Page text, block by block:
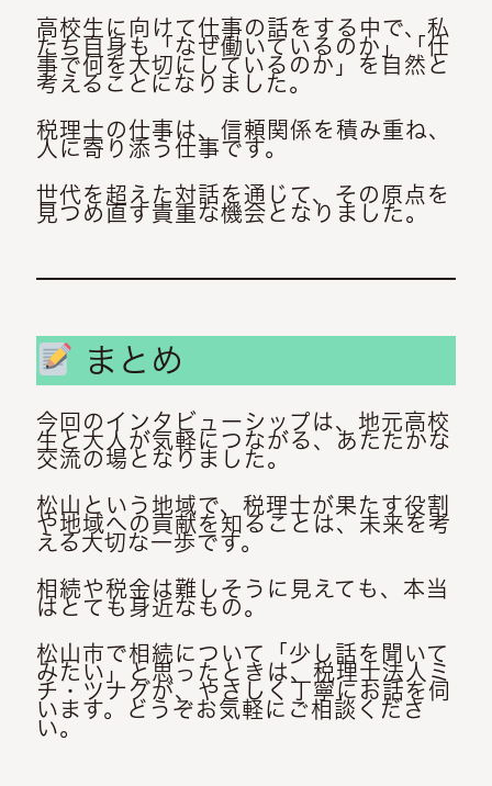
高校生に向けて仕事の話をする中で、私
たち自身も「なぜ働いているのか」「仕
事で何を大切にしているのか」を自然と
考えることになりました。
税理士の仕事は、信頼関係を積み重ね、
人に寄り添う仕事です。
世代を超えた対話を通じて、その原点を
見つめ直す貴重な機会となりました。
まとめ
今回のインタビューシップは、地元高校
生と大人が気軽につながる、あたたかな
交流 の場となりました。
松山という地域で、税理士が果たす役割
や地域への貢献 を知ることは、未来を考
える大切な一歩です。
相続や税金は難しそうに見えても、本当
はとても身近なもの。
松山市で相続について「少し話を聞いて
みたい」と思ったときは、税理士法人ミ
チ・ツナグが、やさしく丁寧にお話を伺
います。どうぞお気軽にご相談くださ
い。